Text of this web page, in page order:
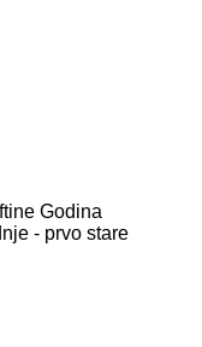
Godina
- prvo stare